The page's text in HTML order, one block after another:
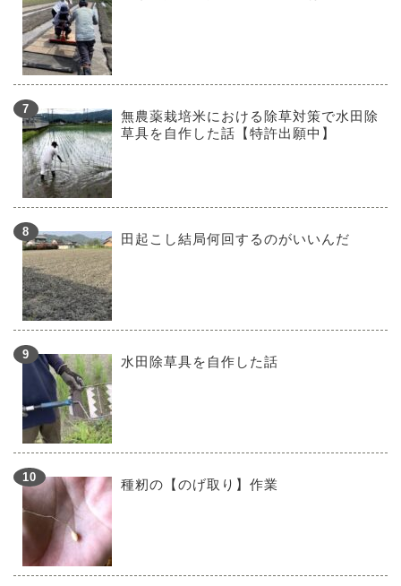
無農薬栽培米における除草対策で水田除
草具を自作した話【特許出願中】
田起こし結局何回するのがいいんだ
水田除草具を自作した話
種籾の【のげ取り】作業